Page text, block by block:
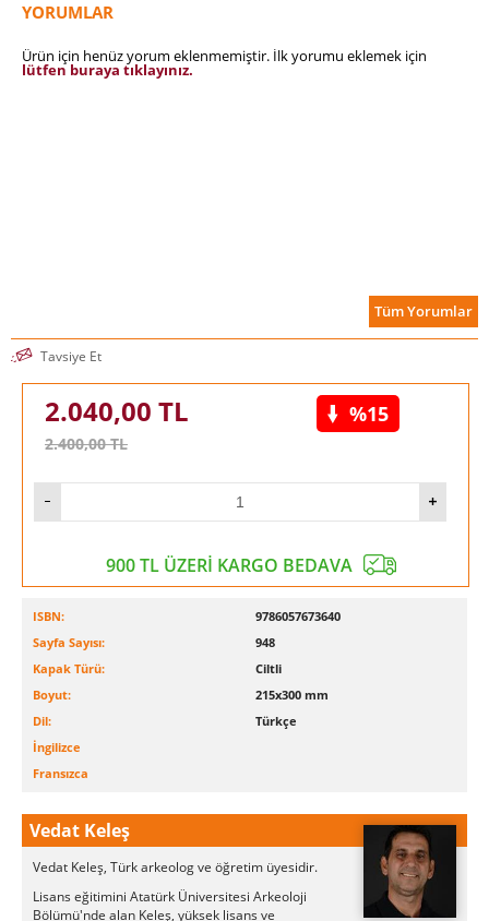
YORUMLAR
Ürün için henüz yorum eklenmemiştir. İlk yorumu eklemek için
lütfen buraya tıklayınız.
Tüm Yorumlar
Tavsiye Et
2.040,00 TL
2.400,00TL
%15
900 TL ÜZERİ KARGO BEDAVA
ISBN:
9786057673640
Sayfa Sayısı:
948
Kapak Türü:
Ciltli
Boyut:
215x300 mm
Dil:
Türkçe
İngilizce
Fransızca
Vedat Keleş
Vedat Keleş, Türk arkeolog ve öğretim üyesidir.
Lisans eğitimini Atatürk Üniversitesi Arkeoloji
Bölümü'nde alan Keleş, yüksek lisans ve